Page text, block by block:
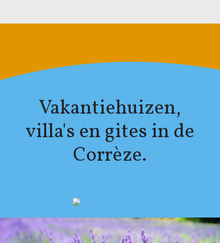
Vakantiehuizen,
villa's en gites in de
Corrèze.